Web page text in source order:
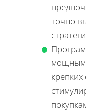
точно
мощным